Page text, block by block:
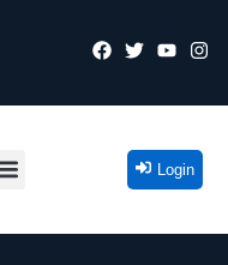
Login